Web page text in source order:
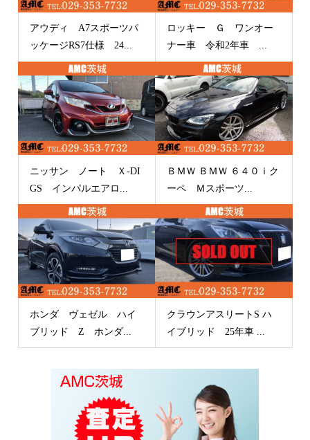
アウディ A7スポーツパ
ッケージRS7仕様 24...
ロッキー Ｇ ワンオー
ナー車 令和2年車 ...
ニッサン ノート Ｘ-DI
GS インパルエアロ...
ＢＭＷ ＢＭＷ ６４０ｉク
ーペ Ｍスポーツ...
ホンダ ヴェゼル ハイ
ブリッド Z ホンダ...
クラウンアスリートS ハ
イブリッド 25年車 ...